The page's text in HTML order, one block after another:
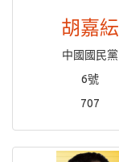
胡嘉紜
中國國民黨
6號
707